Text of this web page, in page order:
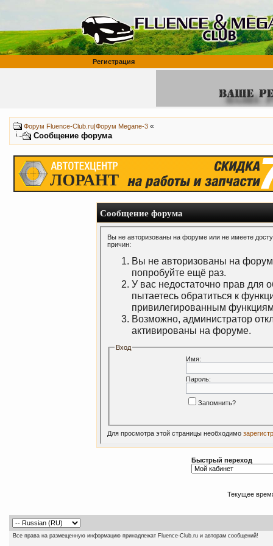
Регистрация
Форум Fluence-Club.ru|Форум Megane-3 «
Сообщение форума
Сообщение форума
Вы не авторизованы на форуме или не имеете
причин:
Вы не авторизованы на
попробуйте ещё раз.
У вас недостаточно прав для
пытаетесь обратиться к
привилегированным
Возможно, администратор
активированы на форуме.
Вход
Имя:
Пароль:
Запомнить?
Для просмотра этой страницы необходимо
Быстрый переход
Текущее
Все права на размещенную информацию принадлежат Fluence-Club.ru и авторам сообщений!